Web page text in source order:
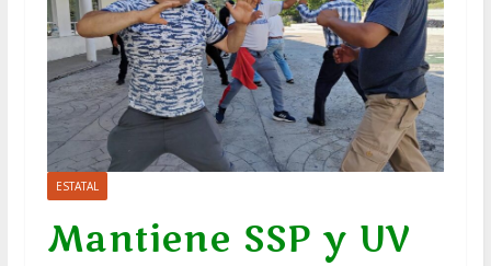
ESTATAL
Mantiene SSP y UV